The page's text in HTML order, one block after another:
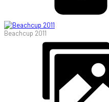
Beachcup 2011